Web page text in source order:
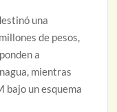
una
de pesos,
a
mientras
bajo un esquema